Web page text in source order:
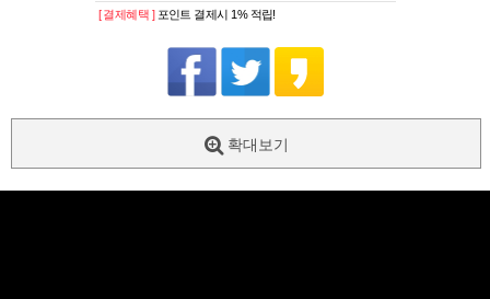
[ 결제혜택 ] 포인트 결제시 1% 적립!
확대보기